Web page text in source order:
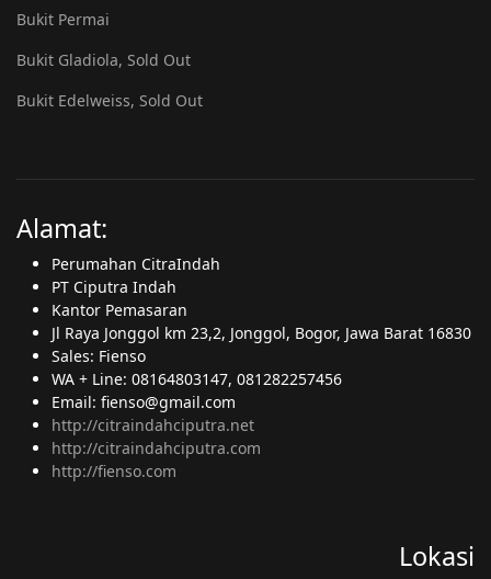
Bukit Permai
Bukit Gladiola, Sold Out
Bukit Edelweiss, Sold Out
Alamat:
Perumahan CitraIndah
PT Ciputra Indah
Kantor Pemasaran
Jl Raya Jonggol km 23,2, Jonggol, Bogor, Jawa Barat 16830
Sales: Fienso
WA + Line: 08164803147, 081282257456
Email: fienso@gmail.com
http://citraindahciputra.net
http://citraindahciputra.com
http://fienso.com
Lokasi